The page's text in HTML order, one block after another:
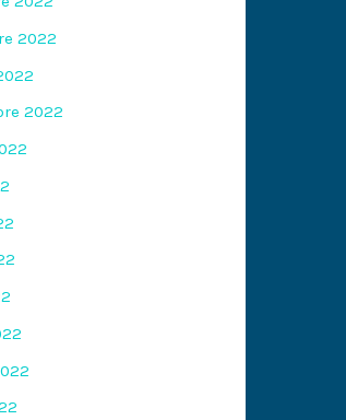
2022
2022